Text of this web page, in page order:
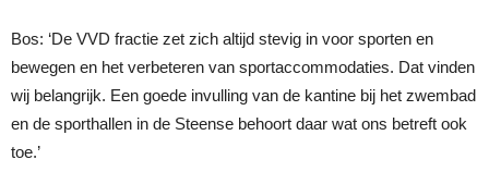
Bos: ‘De VVD fractie zet zich altijd stevig in voor sporten en
bewegen en het verbeteren van sportaccommodaties. Dat vinden
wij belangrijk. Een goede invulling van de kantine bij het zwembad
en de sporthallen in de Steense behoort daar wat ons betreft ook
toe.’